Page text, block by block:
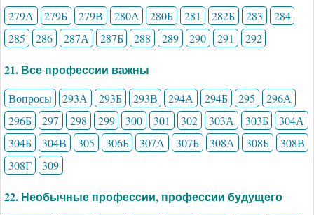
279А 279Б 279В 280А 280Б 281 282Б 283
284
285
286 287А 287Б 288 289 290 291 292
21. Все профессии важны
Вопросы 293А 293Б 293В 294А 294Б 295
296А
296Б
297 298 299 300 301 302 303А 303Б
304А
304Б
304В 305 306Б 307А 307Б 308А 308Б
308В
308Г
309
22. Необычные профессии, профессии будущего